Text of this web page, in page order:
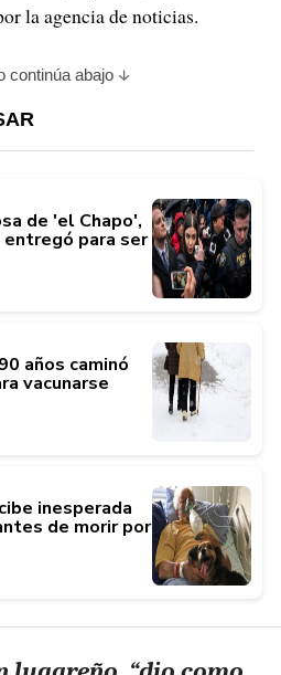
la agencia de noticias.
continúa abajo
de 'el Chapo',
para ser
años caminó
vacunarse
inesperada
de morir por